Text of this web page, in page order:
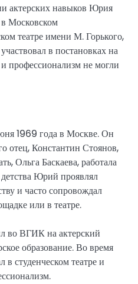
актерских навыков Юрия
в Московском
театре имени М. Горького,
в постановках на
профессионализм не могли
1969 года в Москве. Он
отец, Константин Стоянов,
Ольга Баскаева, работала
Юрий проявлял
и часто сопровождал
или в театре.
во ВГИК на актерский
образование. Во время
в студенческом театре и